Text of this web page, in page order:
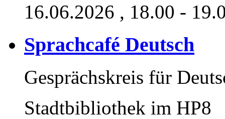
16.06.2026 , 18.00 -
Sprachcafé Deutsch
Gesprächskreis für
Stadtbibliothek im HP8